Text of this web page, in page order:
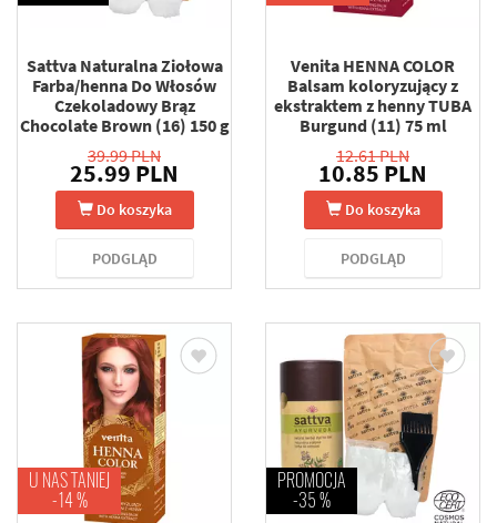
Sattva Naturalna Ziołowa
Farba/henna Do Włosów
Czekoladowy Brąz
Chocolate Brown (16) 150 g
39.99 PLN
25.99 PLN
Do koszyka
PODGLĄD
Venita HENNA COLOR
Balsam koloryzujący z
ekstraktem z henny TUBA
Burgund (11) 75 ml
12.61 PLN
10.85 PLN
Do koszyka
PODGLĄD
U NAS TANIEJ
-14 %
PROMOCJA
-35 %